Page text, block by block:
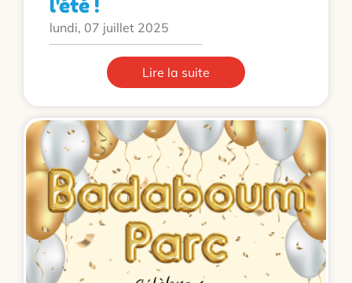
l'été !
lundi, 07 juillet 2025
Lire la suite